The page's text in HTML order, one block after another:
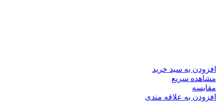
افزودن به سبد خرید
مشاهده سریع
مقایسه
افزودن به علاقه مندی